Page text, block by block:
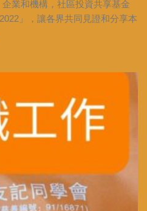
業和機構，社區投資共享基金
」，讓各界共同見證和分享本